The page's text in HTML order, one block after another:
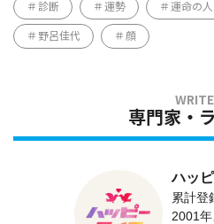
診断 運勢 運命の人
野呂佳代 顔
専門家・
ハッ
累計登
2001